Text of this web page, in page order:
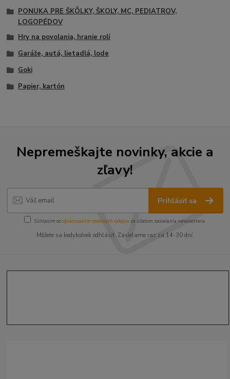
PONUKA PRE ŠKÔLKY, ŠKOLY, MC, PEDIATROV,
LOGOPÉDOV
Hry na povolania, hranie rolí
Garáže, autá, lietadlá, lode
Goki
Papier, kartón
Nepremeškajte novinky, akcie a
zľavy!
Prihlásiť sa
Súhlasím sospracovaním osobných údajov za účelom zasielania newslettera.
Môžete sa kedykoľvek odhlásiť. Zasielame raz za 14-30 dní.